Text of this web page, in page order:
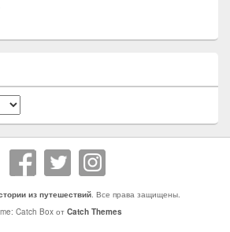
из путешествий. Все права защищены.
Catch Box от Catch Themes